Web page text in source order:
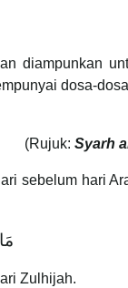
diampunkan
dosa-
(Rujuk: Syarh
sebelum hari
Zulhijah.